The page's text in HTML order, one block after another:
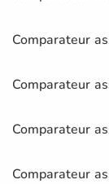
Comparateur
Comparateur
Comparateur
Comparateur